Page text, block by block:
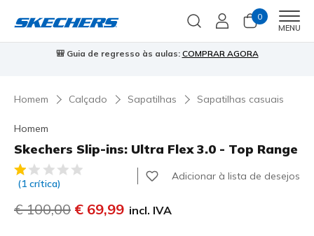
0
MENU
🎒 Guia de regresso às aulas: COMPRAR AGORA
Homem Calçado Sapatilhas Sapatilhas casuais
Homem
Skechers Slip-ins: Ultra Flex 3.0 - Top Range
5 de 5 – Classificação do cliente
(1 crítica)
Adicionar à lista de desejos
Preço com desconto de
€ 100,00 para
€ 69,99 incl. IVA